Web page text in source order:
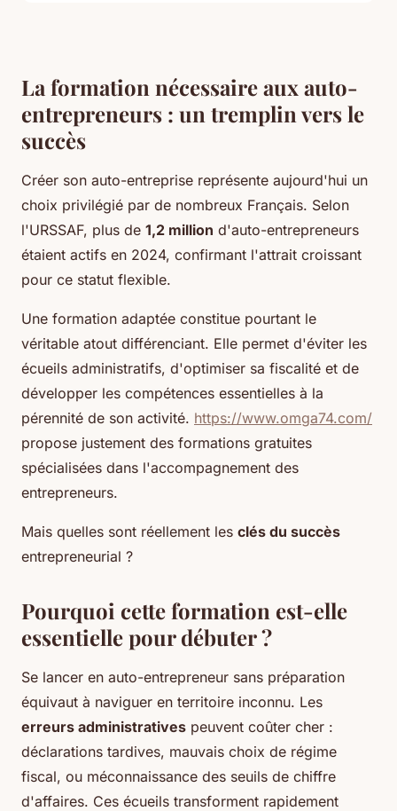
La formation nécessaire aux auto-
entrepreneurs : un tremplin vers le
succès
Créer son auto-entreprise représente aujourd'hui un
choix privilégié par de nombreux Français. Selon
l'URSSAF, plus de 1,2 million d'auto-entrepreneurs
étaient actifs en 2024, confirmant l'attrait croissant
pour ce statut flexible.
Une formation adaptée constitue pourtant le
véritable atout différenciant. Elle permet d'éviter les
écueils administratifs, d'optimiser sa fiscalité et de
développer les compétences essentielles à la
pérennité de son activité. https://www.omga74.com/
propose justement des formations gratuites
spécialisées dans l'accompagnement des
entrepreneurs.
Mais quelles sont réellement les clés du succès
entrepreneurial ?
Pourquoi cette formation est-elle
essentielle pour débuter ?
Se lancer en auto-entrepreneur sans préparation
équivaut à naviguer en territoire inconnu. Les
erreurs administratives peuvent coûter cher :
déclarations tardives, mauvais choix de régime
fiscal, ou méconnaissance des seuils de chiffre
d'affaires. Ces écueils transforment rapidement